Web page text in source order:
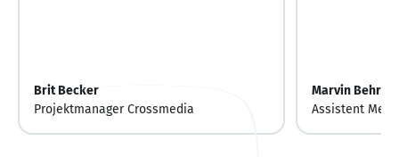
Brit Becker
Projektmanager Crossmedia
Marvin
Assistent